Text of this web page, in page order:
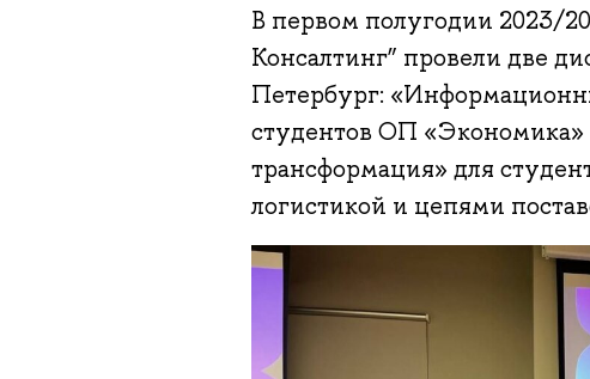
В первом полугодии 2023/
Консалтинг” провели две
Петербург:
студентов ОП
трансформация» для
логистикой и цепями